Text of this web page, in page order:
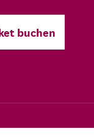
Deutsch
buchen